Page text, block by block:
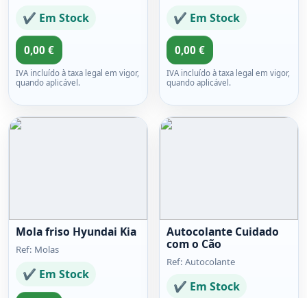
✔ Em Stock
0,00 €
IVA incluído à taxa legal em vigor,
quando aplicável.
✔ Em Stock
0,00 €
IVA incluído à taxa legal em vigor,
quando aplicável.
Mola friso Hyundai Kia
Ref: Molas
✔ Em Stock
Autocolante Cuidado
com o Cão
Ref: Autocolante
✔ Em Stock